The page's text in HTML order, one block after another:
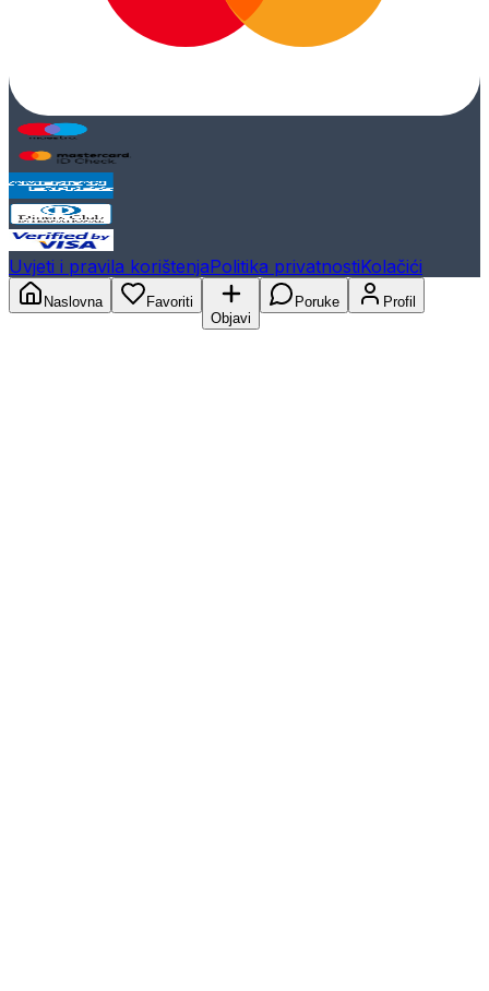
Uvjeti i pravila korištenjaPolitika privatnostiKolačići
Naslovna
Favoriti
Objavi
Poruke Profil